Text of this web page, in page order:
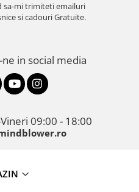
sa-mi trimiteti emailuri
si cadouri Gratuite.
in social media
09:00 - 18:00